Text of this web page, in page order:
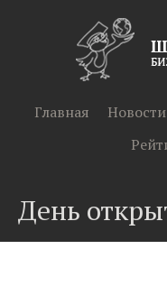
Главная Новости
День